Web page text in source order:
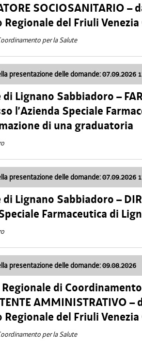
SOCIOSANITARIO –
del Friuli
per la Salute
presentazione delle domande: 07.09.2026
Lignano Sabbiadoro –
l’Azienda Speciale
di una graduatoria
presentazione delle domande: 07.09.2026
Lignano Sabbiadoro –
Farmaceutica di
presentazione delle domande: 09.08.2026
di
AMMINISTRATIVO
del Friuli
per la Salute